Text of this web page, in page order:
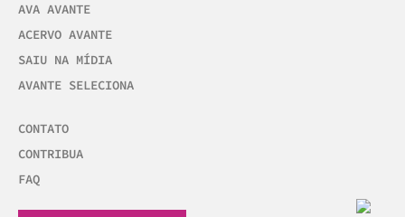
AVA AVANTE
ACERVO AVANTE
SAIU NA MÍDIA
AVANTE SELECIONA
CONTATO
CONTRIBUA
FAQ